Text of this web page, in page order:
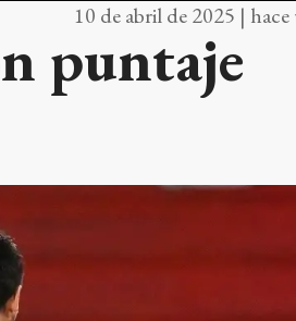
10 de abril de 2025 |
puntaje